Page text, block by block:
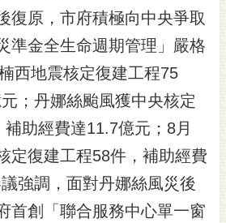
復原，市府積極向中央爭取
準金全生命週期管理」嚴格
西地震核定復建工程75
；丹娜絲颱風獲中央核定
助經費達11.7億元；8月
定復建工程58件，補助經費
強調，面對丹娜絲風災後
首創「聯合服務中心單一窗